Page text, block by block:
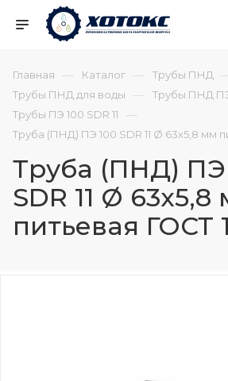
Главная — Каталог — Трубы ПНД
Трубы ПНД для воды — Трубы ПНД ПЭ
Трубы ПЭ 100 SDR 11 —
Труба (ПНД) ПЭ 100 SDR 11 Ø 63х5,8 мм
Труба (ПНД) ПЭ
SDR 11 Ø 63х5,8
питьевая ГОСТ